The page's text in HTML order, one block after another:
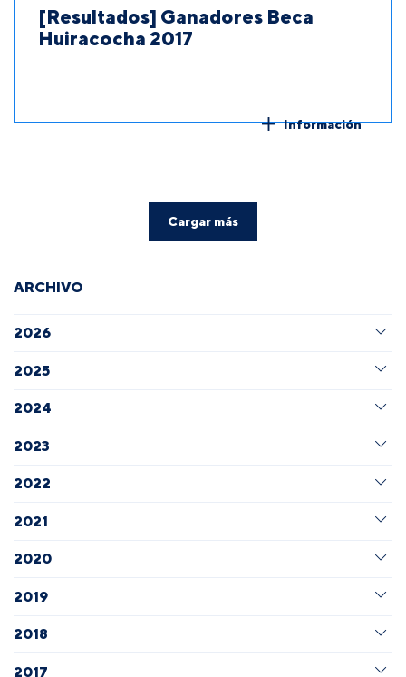
[Resultados] Ganadores Beca
Huiracocha 2017
Información
Cargar más
ARCHIVO
2026
2025
2024
2023
2022
2021
2020
2019
2018
2017